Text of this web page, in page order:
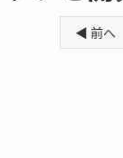
◀ 前へ